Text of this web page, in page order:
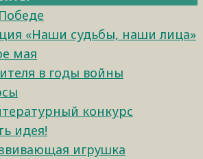
«Наши судьбы, наши лица»
мая
в годы войны
конкурс
идея!
игрушка